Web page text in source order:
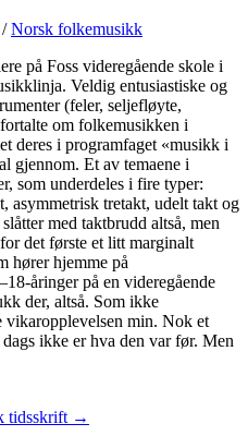
Norsk folkemusikk
på Foss videregående skole i
Veldig entusiastiske og
(feler, seljefløyte,
om folkemusikken i
deres i programfaget «musikk i
gjennom. Et av temaene i
som underdeles i fire typer:
asymmetrisk tretakt, udelt takt og
med taktbrudd altså, men
det første et litt marginalt
hører hjemme på
åringer på en videregående
der, altså. Som ikke
min. Nok et
ikke er hva den var før. Men
tidsskrift →